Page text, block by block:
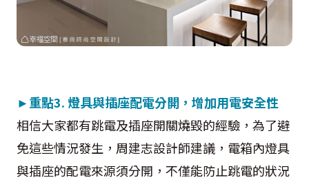
►重點3.燈具與插座配電分開，增加用電安全性
相信大家都有跳電及插座開關燒毀的經驗，為了避
免這些情況發生，周建志設計師建議，電箱內燈具
與插座的配電來源須分開，不僅能防止跳電的狀況